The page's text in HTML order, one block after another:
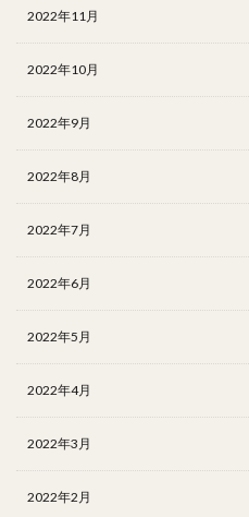
2022年11月
2022年10月
2022年9月
2022年8月
2022年7月
2022年6月
2022年5月
2022年4月
2022年3月
2022年2月